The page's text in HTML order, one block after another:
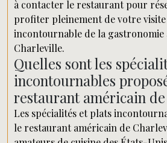
à contacter le restaurant pour
profiter pleinement de votre visite
incontournable de la gastronomie
Charleville.
Quelles sont les
incontournables
restaurant américain
Les spécialités et plats
le restaurant américain de